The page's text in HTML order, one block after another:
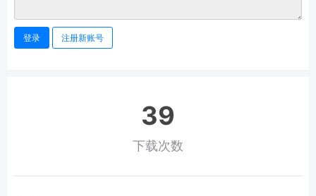
登录 注册新账号
39
下载次数